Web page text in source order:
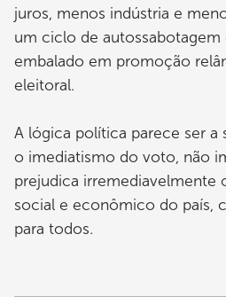
juros, menos indústria e
um ciclo de autossabotagem
embalado em promoção
eleitoral.
A lógica política parece ser a
o imediatismo do voto, não
prejudica irremediavelmente
social e econômico do país,
para todos.